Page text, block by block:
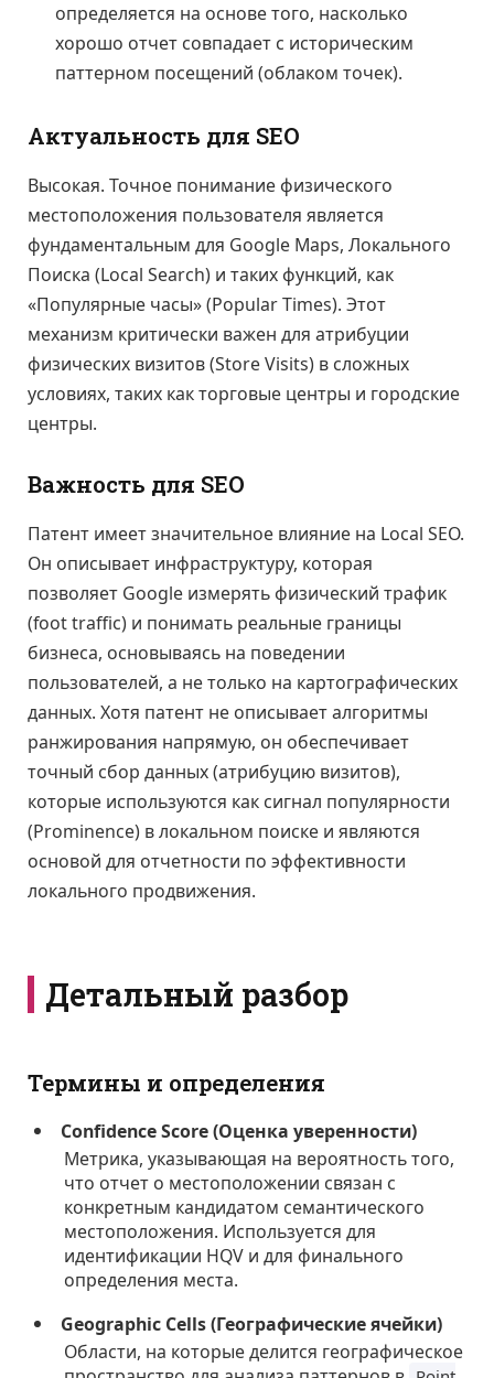
определяется на основе того, насколько
хорошо отчет совпадает с историческим
паттерном посещений (облаком точек).
Актуальность для SEO
Высокая. Точное понимание физического
местоположения пользователя является
фундаментальным для Google Maps, Локального
Поиска (Local Search) и таких функций, как
«Популярные часы» (Popular Times). Этот
механизм критически важен для атрибуции
физических визитов (Store Visits) в сложных
условиях, таких как торговые центры и городские
центры.
Важность для SEO
Патент имеет значительное влияние на Local SEO.
Он описывает инфраструктуру, которая
позволяет Google измерять физический трафик
(foot traffic) и понимать реальные границы
бизнеса, основываясь на поведении
пользователей, а не только на картографических
данных. Хотя патент не описывает алгоритмы
ранжирования напрямую, он обеспечивает
точный сбор данных (атрибуцию визитов),
которые используются как сигнал популярности
(Prominence) в локальном поиске и являются
основой для отчетности по эффективности
локального продвижения.
Детальный разбор
Термины и определения
Confidence Score (Оценка уверенности)
Метрика, указывающая на вероятность того,
что отчет о местоположении связан с
конкретным кандидатом семантического
местоположения. Используется для
идентификации HQV и для финального
определения места.
Geographic Cells (Географические ячейки)
Области, на которые делится географическое